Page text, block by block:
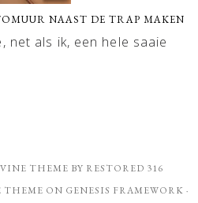
NAAST DE TRAP MAKEN
net als ik, een hele saaie
THEME BY RESTORED 316
THEME ON GENESIS FRAMEWORK ·